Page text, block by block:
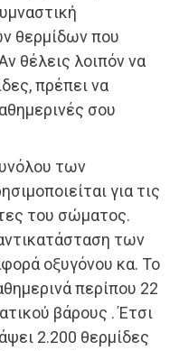
θερμίδων που
θέλεις λοιπόν να
πρέπει να
σου
των
για τις
του σώματος.
των
οξυγόνου κα. Το
περίπου 22
βάρους . Έτσι
2.200 θερμίδες